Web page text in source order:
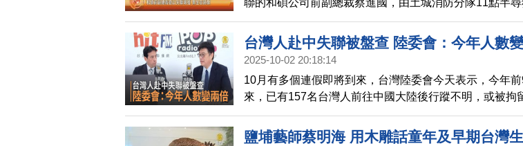
聯的和碩公司前副總裁蔡進國，由土城消防分隊11點半
跡象，目前正將遺體運送下山。蔡進國上周六（26日）
市三峽區滿月圓登山，失聯至今，已進入第4天。
台灣人赴中失聯被盤查 陸委會：今年人數
2025-10-02 20:18:14
10月有多個連假即將到來，台灣陸委會今天表示，今年
來，已有157名台灣人前往中國大陸後行蹤不明，或被拘
查、人身自由受到限制等，不但超越去年全年，人數還
年至今，已經累計有212件紀錄。
鹽埔藝師蔡明海 用木雕話童年及早期台灣